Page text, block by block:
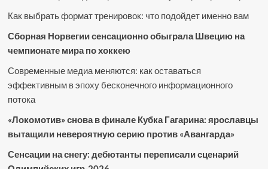
Как выбрать формат тренировок: что подойдет именно вам
Сборная Норвегии сенсационно обыграла Швецию на
чемпионате мира по хоккею
Современные медиа меняются: как оставаться
эффективным в эпоху бесконечного информационного
потока
«Локомотив» снова в финале Кубка Гагарина: ярославцы
вытащили невероятную серию против «Авангарда»
Сенсации на снегу: дебютанты переписали сценарий